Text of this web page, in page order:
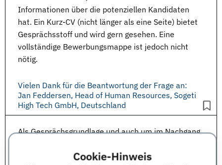
Cookie-Hinweis
Informationen über die potenziellen Kandidaten
hat. Ein Kurz-CV (nicht länger als eine Seite) bietet
Gesprächsstoff und wird gern gesehen. Eine
vollständige Bewerbungsmappe ist jedoch nicht
nötig.
Vielen Dank für die Beantwortung der Frage an:
Jan Feddersen, Head of Human Resources, Sogeti
High Tech GmbH, Deutschland
Als Gesprächsgrundlage und auch um im Nachgang
bleiben, ist das Mitbringen einesLebenslaufs